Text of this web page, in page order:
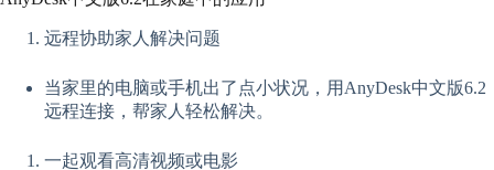
远程协助家人解决问题
当家里的电脑或手机出了点小状况，用AnyDesk中文版6.2
远程连接，帮家人轻松解决。
一起观看高清视频或电影